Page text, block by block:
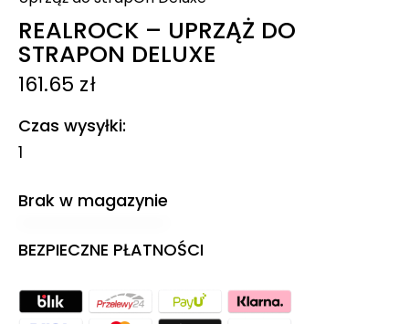
REALROCK – UPRZĄŻ DO
STRAPON DELUXE
161.65 zł
Czas wysyłki
1
Brak w magazynie
BEZPIECZNE PŁATNOŚCI